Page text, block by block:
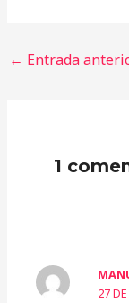
← Entrada
1
27